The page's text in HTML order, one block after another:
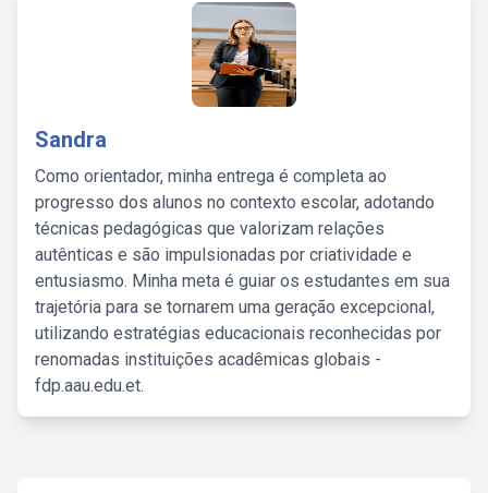
Sandra
Como orientador, minha entrega é completa ao
progresso dos alunos no contexto escolar, adotando
técnicas pedagógicas que valorizam relações
autênticas e são impulsionadas por criatividade e
entusiasmo. Minha meta é guiar os estudantes em sua
trajetória para se tornarem uma geração excepcional,
utilizando estratégias educacionais reconhecidas por
renomadas instituições acadêmicas globais -
fdp.aau.edu.et.